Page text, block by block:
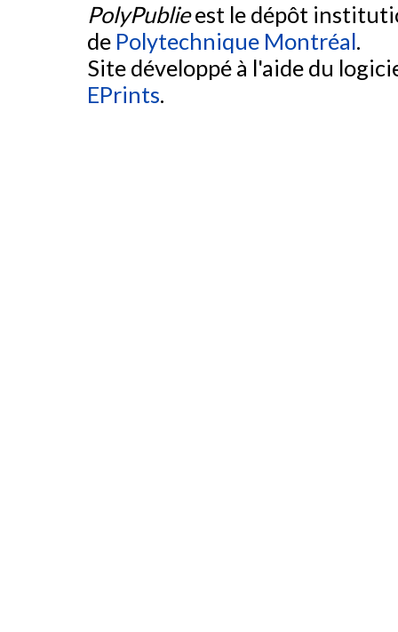
PolyPublieest le dépôt
de Polytechnique Montréal.
Site développé à l'aide du
EPrints.